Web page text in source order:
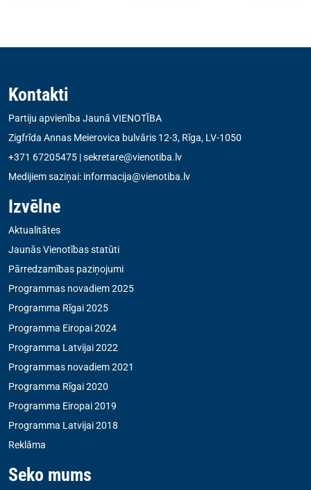
Kontakti
Partiju apvienība Jaunā VIENOTĪBA
Zigfrīda Annas Meierovica bulvāris 12-3, Rīga, LV-1050
+371 67205475 |sekretare@vienotiba.lv
Medijiem saziņai: informacija@vienotiba.lv
Izvēlne
Aktualitātes
Jaunās Vienotības statūti
Pārredzamības paziņojumi
Programmas novadiem 2025
Programma Rīgai 2025
Programma Eiropai 2024
Programma Latvijai 2022
Programmas novadiem 2021
Programma Rīgai 2020
Programma Eiropai 2019
Programma Latvijai 2018
Reklāma
Seko mums